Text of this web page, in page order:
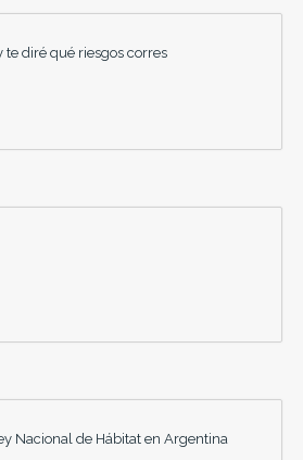
te diré qué riesgos corres
Nacional de Hábitat en Argentina